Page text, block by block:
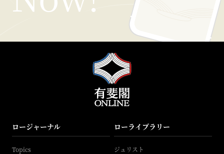
ロージャーナル
Topics
ローライブラリー
ジュリスト